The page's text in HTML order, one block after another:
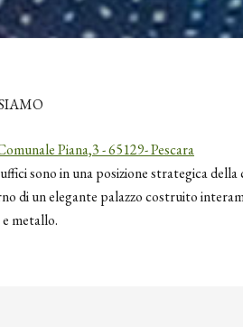
Piana,3 - 65129- Pescara
sono in una posizione strategica
di un elegante palazzo costruito
metallo.